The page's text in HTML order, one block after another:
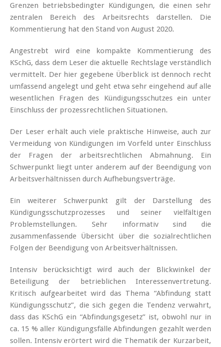
Grenzen betriebsbedingter Kündigungen, die einen sehr
zentralen Bereich des Arbeitsrechts darstellen. Die
Kommentierung hat den Stand von August 2020.
Angestrebt wird eine kompakte Kommentierung des
KSchG, dass dem Leser die aktuelle Rechtslage verständlich
vermittelt. Der hier gegebene Überblick ist dennoch recht
umfassend angelegt und geht etwa sehr eingehend auf alle
wesentlichen Fragen des Kündigungsschutzes ein unter
Einschluss der prozessrechtlichen Situationen.
Der Leser erhält auch viele praktische Hinweise, auch zur
Vermeidung von Kündigungen im Vorfeld unter Einschluss
der Fragen der arbeitsrechtlichen Abmahnung. Ein
Schwerpunkt liegt unter anderem auf der Beendigung von
Arbeitsverhältnissen durch Aufhebungsverträge.
Ein weiterer Schwerpunkt gilt der Darstellung des
Kündigungsschutzprozesses und seiner vielfältigen
Problemstellungen. Sehr informativ sind die
zusammenfassende Übersicht über die sozialrechtlichen
Folgen der Beendigung von Arbeitsverhältnissen.
Intensiv berücksichtigt wird auch der Blickwinkel der
Beteiligung der betrieblichen Interessenvertretung.
Kritisch aufgearbeitet wird das Thema “Abfindung statt
Kündigungsschutz”, die sich gegen die Tendenz verwahrt,
dass das KSchG ein “Abfindungsgesetz” ist, obwohl nur in
ca. 15 % aller Kündigungsfälle Abfindungen gezahlt werden
sollen. Intensiv erörtert wird die Thematik der Kurzarbeit,